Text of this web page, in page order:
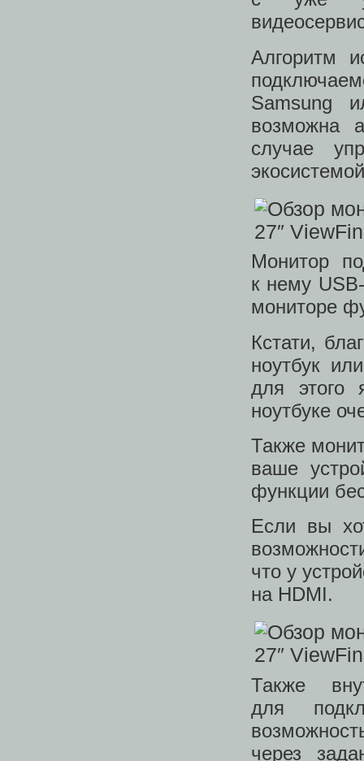
Алгоритм
Samsung
возможна
случае
Монитор
к нему
мониторе
Кстати,
ноутбук
для этого
ноутбуке
Также
ваше
функции
Если вы
что у
на HDMI.
Также
для
через